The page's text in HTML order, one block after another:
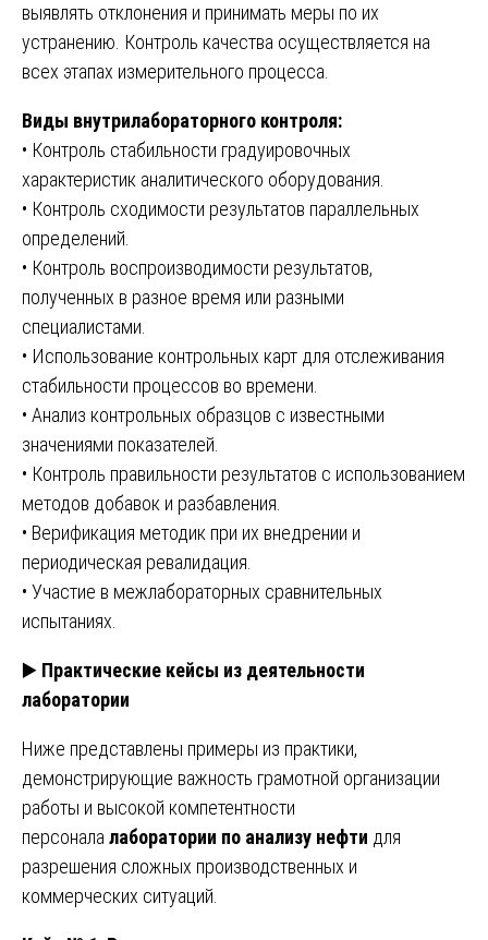
выявлять отклонения и принимать меры по их
устранению. Контроль качества осуществляется на
всех этапах измерительного процесса.
Виды внутрилабораторного контроля:
• Контроль стабильности градуировочных
характеристик аналитического оборудования.
• Контроль сходимости результатов параллельных
определений.
• Контроль воспроизводимости результатов,
полученных в разное время или разными
специалистами.
• Использование контрольных карт для отслеживания
стабильности процессов во времени.
• Анализ контрольных образцов с известными
значениями показателей.
• Контроль правильности результатов с использованием
методов добавок и разбавления.
• Верификация методик при их внедрении и
периодическая ревалидация.
• Участие в межлабораторных сравнительных
испытаниях.
▶️ Практические кейсы из деятельности
лаборатории
Ниже представлены примеры из практики,
демонстрирующие важность грамотной организации
работы и высокой компетентности
персонала лаборатории по анализу нефти для
разрешения сложных производственных и
коммерческих ситуаций.